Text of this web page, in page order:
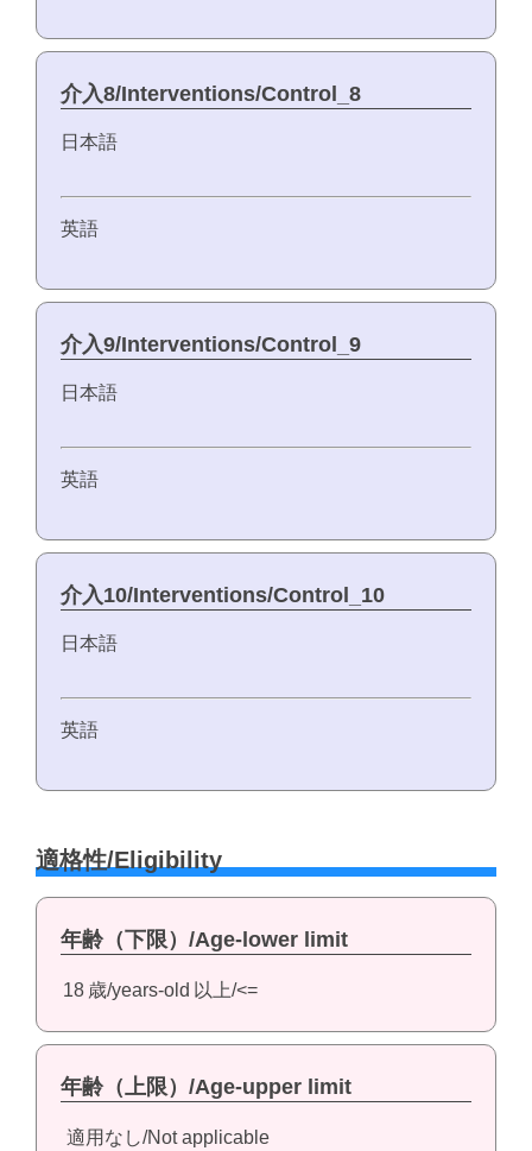
介入8/Interventions/Control_8
日本語
英語
介入9/Interventions/Control_9
日本語
英語
介入10/Interventions/Control_10
日本語
英語
適格性/Eligibility
年齢（下限）/Age-lower limit
18 歳/years-old 以上/<=
年齢（上限）/Age-upper limit
適用なし/Not applicable